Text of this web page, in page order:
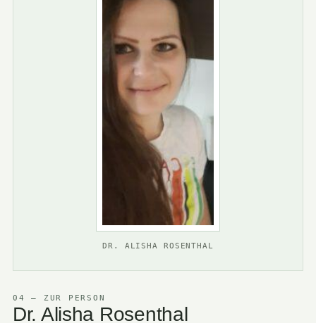
DR. ALISHA ROSENTHAL
04 — ZUR PERSON
Dr. Alisha Rosenthal